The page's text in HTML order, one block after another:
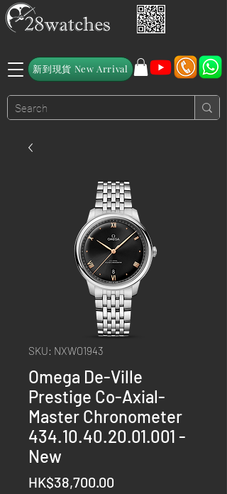
新到現貨 New Arrival
SKU: NXWO1943
Omega De-Ville
Prestige Co-Axial-
Master Chronometer
434.10.40.20.01.001 -
New
HK$38,700.00